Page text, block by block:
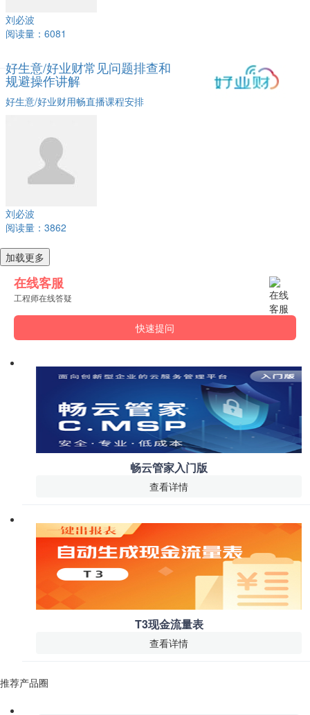
刘必波
阅读量：6081
好生意/好业财常见问题排查和
规避操作讲解
好生意/好业财用畅直播课程安排
刘必波
阅读量：3862
加载更多
在线客服
工程师在线答疑
快速提问
畅云管家入门版
查看详情
T3现金流量表
查看详情
推荐产品圈